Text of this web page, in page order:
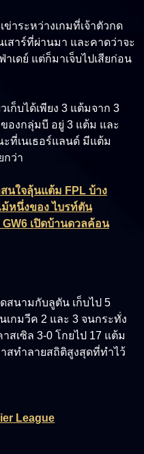
าระหว่างเกมที่เจ้าตัวกด
สาร์ที่ผ่านมา และคาดว่าจะ
เดย์ แต่ก็มาเจ็บไปเสียก่อน
ก็บได้เพียง 3 แต้มจาก 3
องกลุ่มบี อยู่ 3 แต้ม และ
ที่เนเธอร์แลนด์ มีแต้ม
กว่า
นใจลุ้นแต้ม FPL บ้าง
ม้หนึ่งของ ไบรท์ตัน
เปิดบ้านดวลค้อน
สนามกับลูตัน เก็บไป 5
กมวีค 2 และ 3 จนกระทั่ง
สเซิล 3-0 โกยไป 17 แต้ม
สทำลายสถิติสูงสุดที่ทำไว้
League